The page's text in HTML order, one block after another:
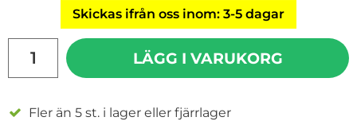
Skickas ifrån oss inom: 3-5 dagar
LÄGG I VARUKORG
Fler än 5 st. i lager eller fjärrlager